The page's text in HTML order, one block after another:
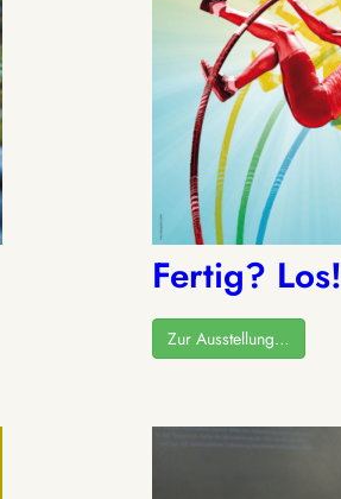
Fertig? Los!
Zur Ausstellung…